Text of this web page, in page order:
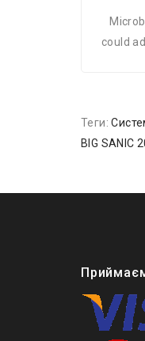
could
Теги:
BIG SANIC